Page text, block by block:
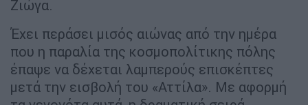
Ζιώγα.
Έχει περάσει μισός αιώνας από την ημέρα
που η παραλία της κοσμοπολίτικης πόλης
έπαψε να δέχεται λαμπερούς επισκέπτες
μετά την εισβολή του «Αττίλα». Με αφορμή